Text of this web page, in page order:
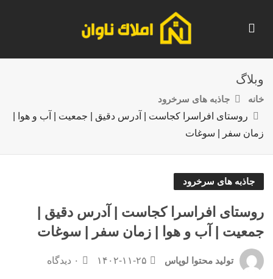
وبلاگ
خانه
جاذبه های سرخرود
روستای افراسرا کجاست | آدرس دقیق | جمعیت | آب و هوا |
زمان سفر | سوغات
جاذبه های سرخرود
روستای افراسرا کجاست | آدرس دقیق |
جمعیت | آب و هوا | زمان سفر | سوغات
تولید محتوا لوپاس ۱۴۰۲-۱۱-۲۵ ۰ دیدگاه